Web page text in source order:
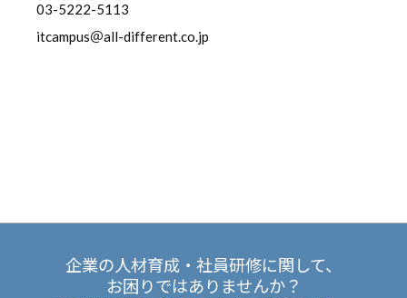
03-5222-5113
itcampus＠all-different.co.jp
企業の人材育成・社員研修に関して、
お困りではありませんか？